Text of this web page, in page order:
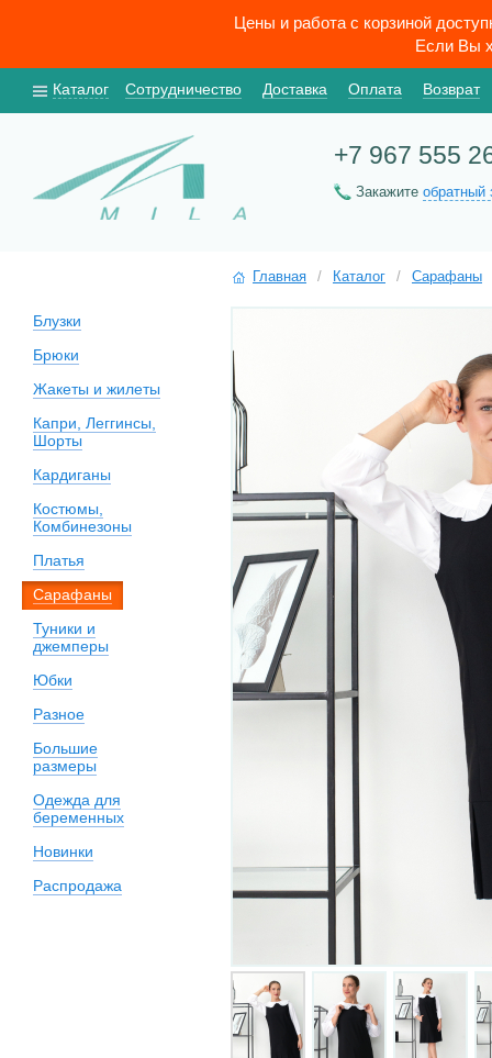
Цены и работа с корзиной
Если Вы
Каталог Сотрудничество Доставка Оплата Возврат
+7 967 555
Закажите обратный
Блузки
Брюки
Жакеты и жилеты
Капри, Леггинсы,
Шорты
Кардиганы
Костюмы,
Комбинезоны
Платья
Сарафаны
Туники и
джемперы
Юбки
Разное
Большие
размеры
Одежда для
беременных
Новинки
Распродажа
Главная / Каталог / Сарафаны